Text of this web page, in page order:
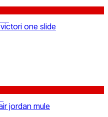
one slide
jordan mule